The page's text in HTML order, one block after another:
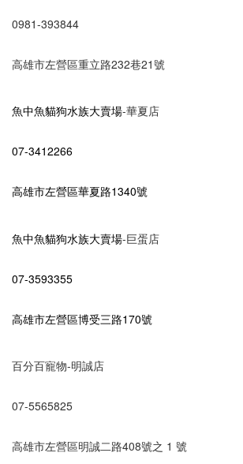
0981-393844
高雄市左營區重立路232巷21號
魚中魚貓狗水族大賣場-華夏店
07-3412266
高雄市左營區華夏路1340號
魚中魚貓狗水族大賣場-巨蛋店
07-3593355
高雄市左營區博受三路170號
百分百寵物-明誠店
07-5565825
高雄市左營區明誠二路408號之 1 號